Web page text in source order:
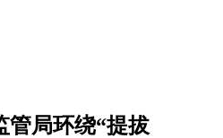
管局环绕“提拔